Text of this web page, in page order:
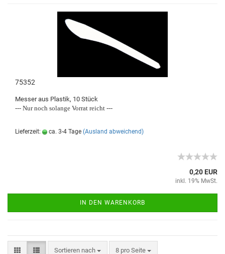
75352
Messer aus Plastik, 10 Stück
--- Nur noch solange Vorrat reicht ---
Lieferzeit: ca. 3-4 Tage (Ausland abweichend)
0,20 EUR
inkl. 19% MwSt.
IN DEN WARENKORB
Sortieren nach 8 pro Seite